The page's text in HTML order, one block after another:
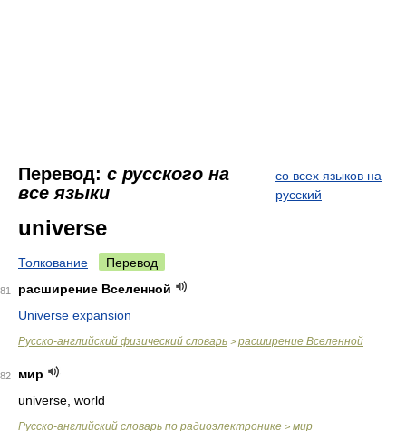
Перевод: с русского на
все языки
со всех языков на
русский
universe
Толкование Перевод
81
расширение Вселенной
Universe expansion
Русско-английский физический словарь > расширение Вселенной
82
мир
universe, world
Русско-английский словарь по радиоэлектронике > мир